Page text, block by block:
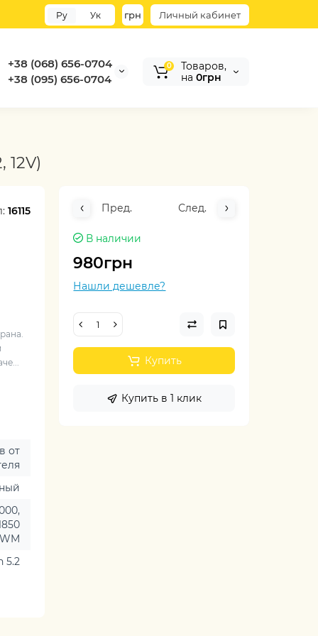
Личный кабинет
грн
Ру Ук
+38 (068) 656-0704
+38 (095) 656-0704
0
Товаров,
на 0грн
16115
от
5.2
Пред. След.
В наличии
980грн
Нашли дешевле?
Купить
Купить в 1 клик